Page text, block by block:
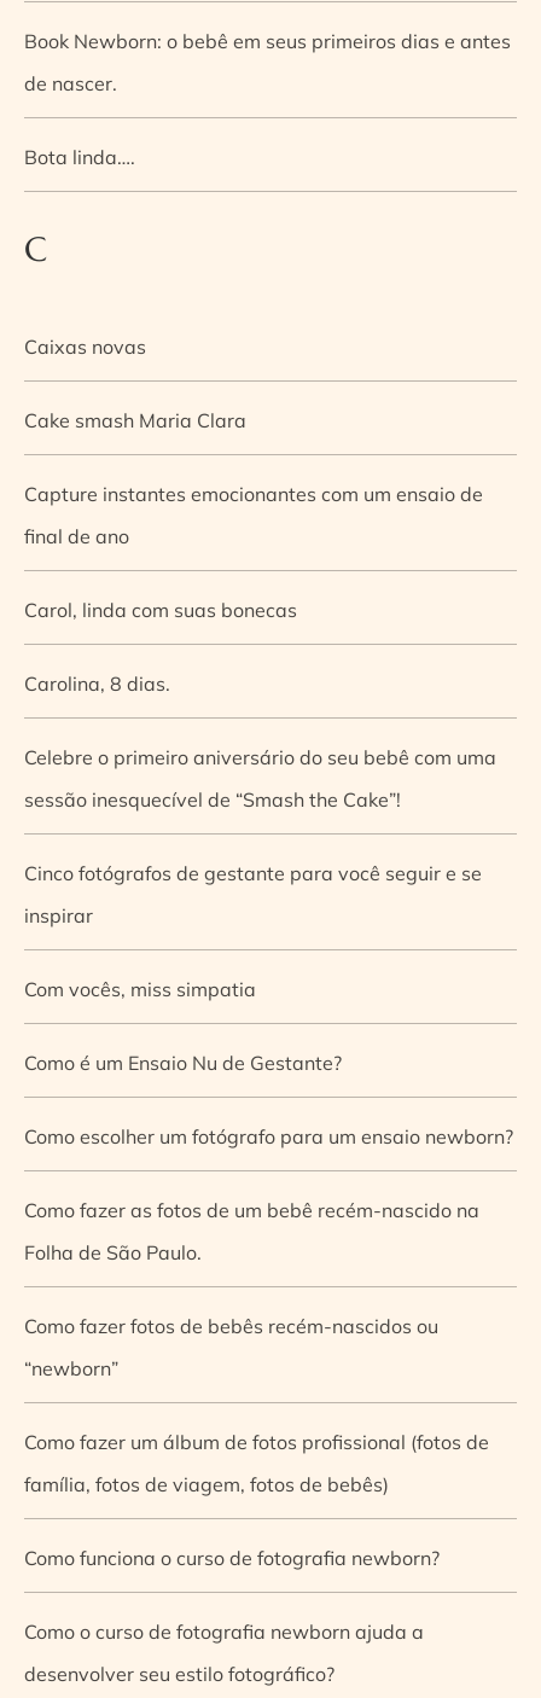
Book Newborn: o bebê em seus primeiros dias e antes
de nascer.
Bota linda….
C
Caixas novas
Cake smash Maria Clara
Capture instantes emocionantes com um ensaio de
final de ano
Carol, linda com suas bonecas
Carolina, 8 dias.
Celebre o primeiro aniversário do seu bebê com uma
sessão inesquecível de “Smash the Cake”!
Cinco fotógrafos de gestante para você seguir e se
inspirar
Com vocês, miss simpatia
Como é um Ensaio Nu de Gestante?
Como escolher um fotógrafo para um ensaio newborn?
Como fazer as fotos de um bebê recém-nascido na
Folha de São Paulo.
Como fazer fotos de bebês recém-nascidos ou
“newborn”
Como fazer um álbum de fotos profissional (fotos de
família, fotos de viagem, fotos de bebês)
Como funciona o curso de fotografia newborn?
Como o curso de fotografia newborn ajuda a
desenvolver seu estilo fotográfico?